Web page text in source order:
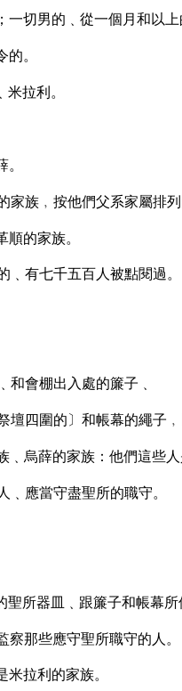
切男的﹑從一個月和以上
。
拉利。
族﹐按他們父系家屬排列
的家族。
有七千五百人被點閱過。
會棚出入處的簾子﹑
四圍的〕和帳幕的繩子
烏薛的家族：他們這些人
應當守盡聖所的職守。
所器皿﹑跟簾子和帳幕所
那些應守聖所職守的人。
拉利的家族。